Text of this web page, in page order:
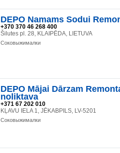
DEPO Namams Sodui
+370 370 46 268 400
Šilutes pl. 28, KLAIPĒDA, LIETUVA
Соковыжималки
DEPO Mājai Dārzam
noliktava
+371 67 202 010
KĻAVU IELA 1, JĒKABPILS, LV-5201
Соковыжималки